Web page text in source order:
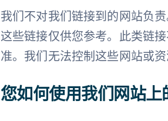
我们不对我们链接到的网站负
这些链接仅供您参考。此类链
准。我们无法控制这些网站或资
您如何使用我们网站上